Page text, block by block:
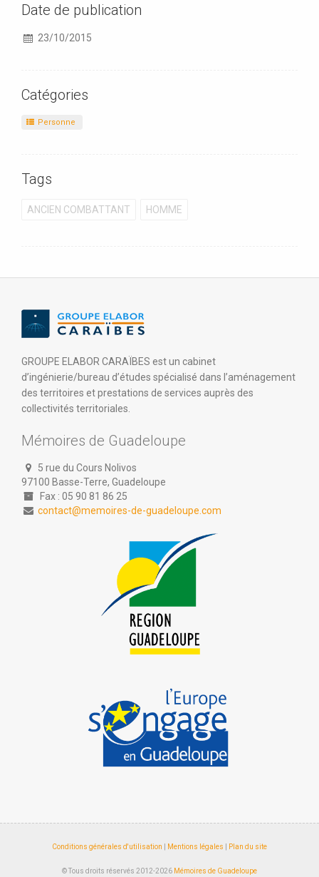
Date de publication
23/10/2015
Catégories
Personne
Tags
ANCIEN COMBATTANT HOMME
GROUPE ELABOR CARAÏBES est un cabinet
d’ingénierie/bureau d’études spécialisé dans l’aménagement
des territoires et prestations de services auprès des
collectivités territoriales.
Mémoires de Guadeloupe
5 rue du Cours Nolivos
97100 Basse-Terre, Guadeloupe
Fax : 05 90 81 86 25
contact@memoires-de-guadeloupe.com
Conditions générales d'utilisation Mentions légales Plan du site
© Tous droits réservés 2012-2026 Mémoires de Guadeloupe